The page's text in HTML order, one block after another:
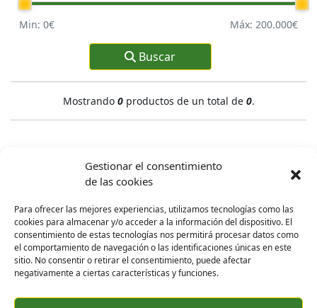
Gestionar el consentimiento
de las cookies
Para ofrecer las mejores experiencias, utilizamos tecnologías como las
cookies para almacenar y/o acceder a la información del dispositivo. El
consentimiento de estas tecnologías nos permitirá procesar datos como
el comportamiento de navegación o las identificaciones únicas en este
sitio. No consentir o retirar el consentimiento, puede afectar
negativamente a ciertas características y funciones.
Min: 0€ Máx: 200.000€
Buscar
Mostrando 0productos de un total de 0.
Contacto
Formación Aviso legal
Política de privacidad
Política de cookies